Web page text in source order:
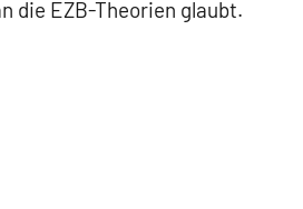
die EZB-Theorien glaubt.